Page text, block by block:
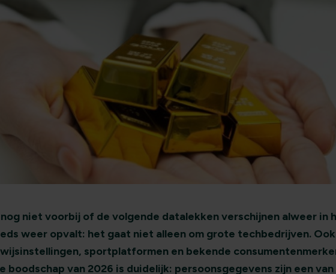
niet voorbij of de volgende datalekken verschijnen alweer in
weer opvalt: het gaat niet alleen om grote techbedrijven. Ook
sportplatformen en bekende
boodschap van 2026 is duidelijk: persoonsgegevens zijn een van